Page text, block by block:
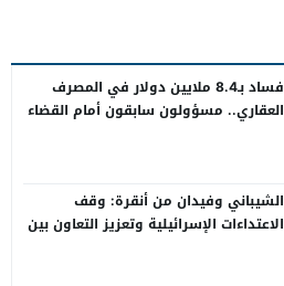
فساد بـ8.4 ملايين دولار في المصرف
العقاري.. مسؤولون سابقون أمام القضاء
الشيباني وفيدان من أنقرة: وقف
الاعتداءات الإسرائيلية وتعزيز التعاون بين